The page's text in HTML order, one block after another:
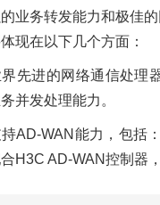
业务转发能力和极佳
现在以下几个方面：
先进的网络通信处理
并发处理能力。
AD-WAN能力，包括
H3C AD-WAN控制器